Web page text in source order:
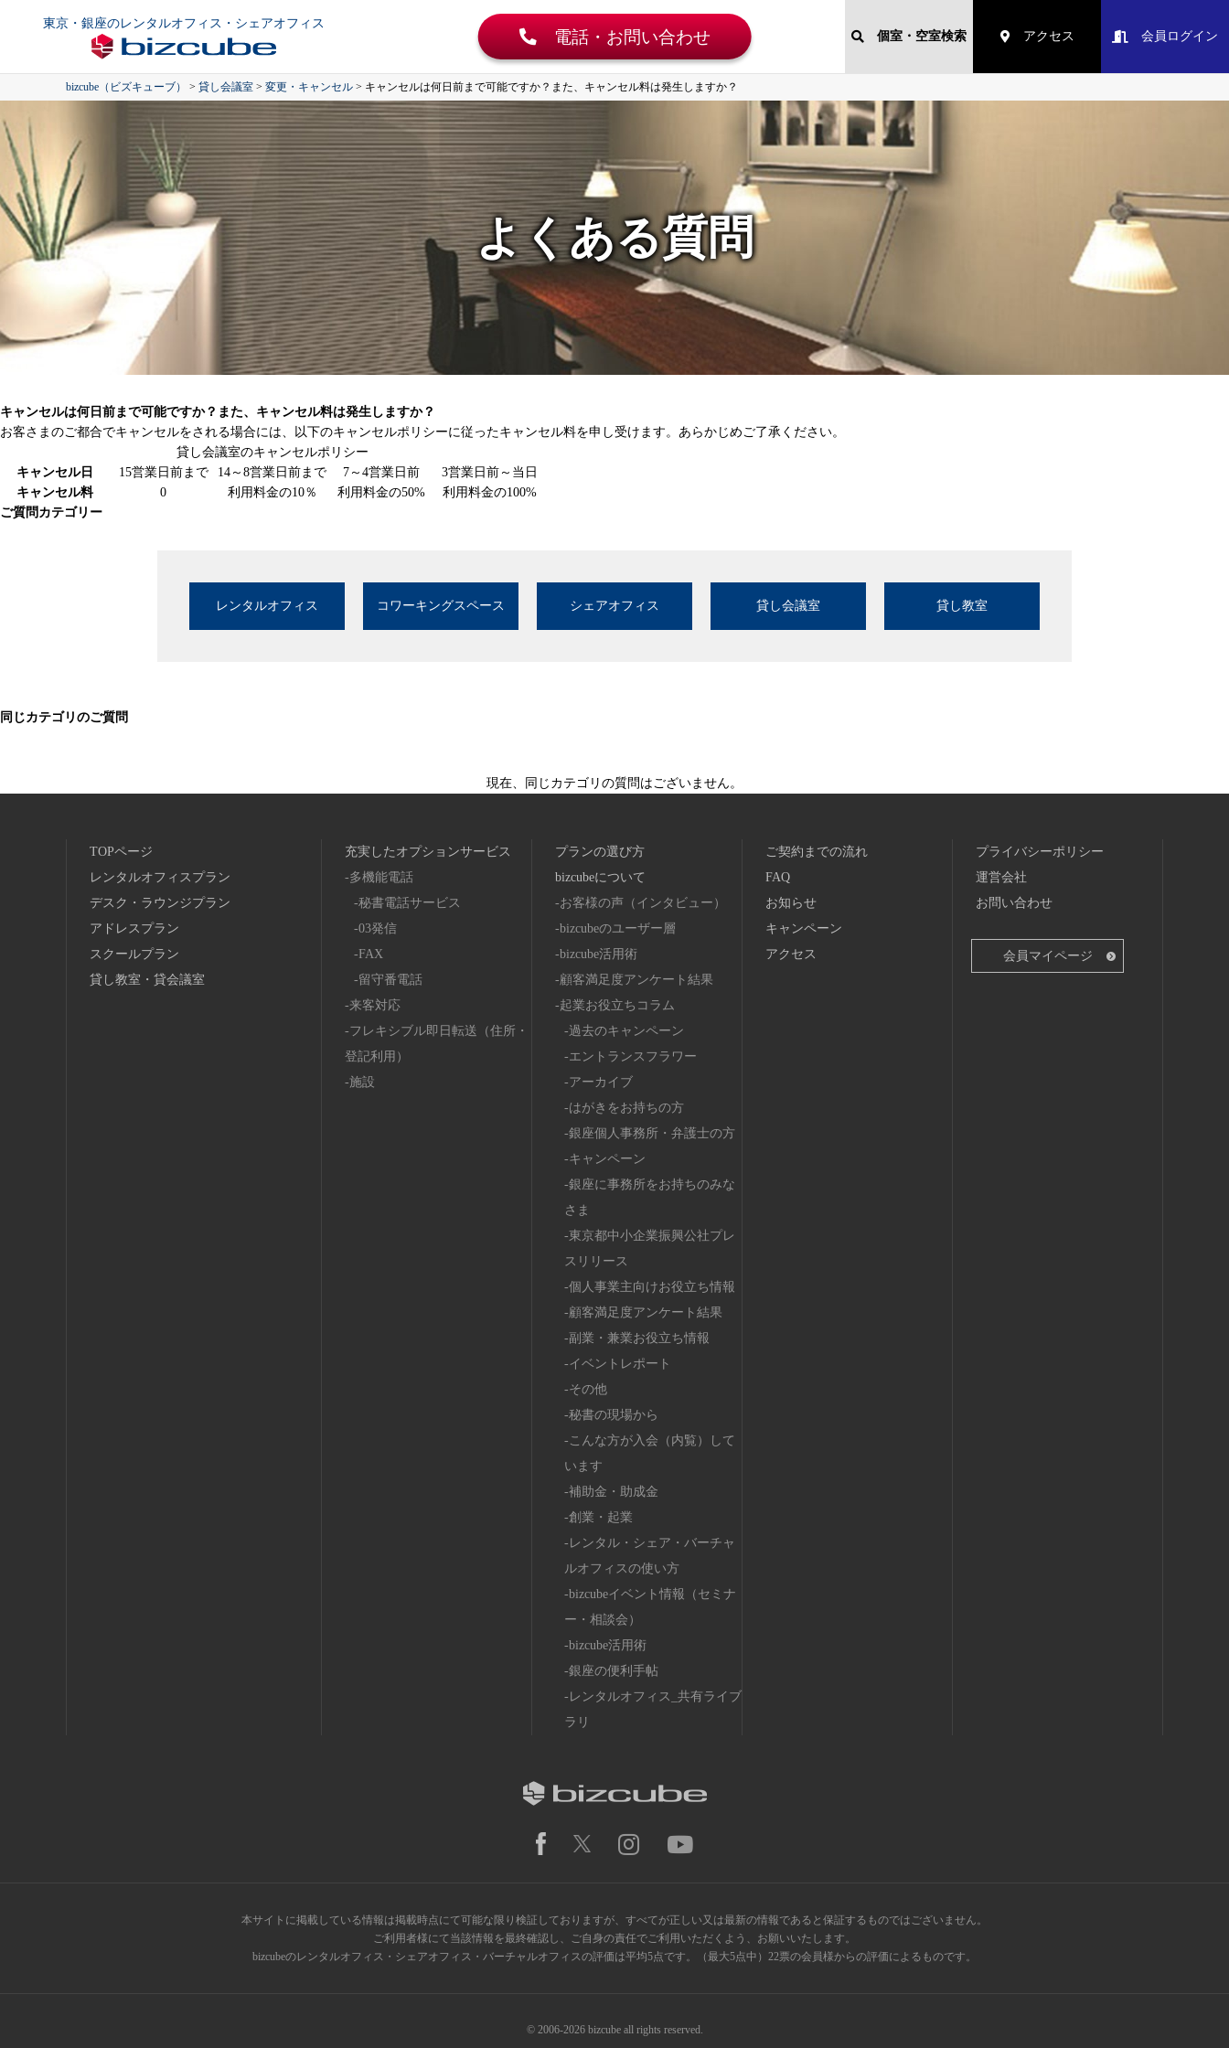
東京・銀座のレンタルオフィス・シェアオフィス
電話・お問い合わせ 個室・空室検索 アクセス 会員ログイン
bizcube（ビズキューブ） > 貸し会議室 > 変更・キャンセル > キャンセルは何日前まで可能ですか？また、キャンセル料は発生しますか？
よくある質問
キャンセルは何日前まで可能ですか？また、キャンセル料は発生しますか？
お客さまのご都合でキャンセルをされる場合には、以下のキャンセルポリシーに従ったキャンセル料を申し受けます。あらかじめご了承ください。
貸し会議室のキャンセルポリシー
キャンセル日
15営業日前まで 14～8営業日前まで 7～4営業日前
3営業日前～当日
キャンセル料
0 利用料金の10％ 利用料金の50%
利用料金の100%
ご質問カテゴリー
レンタルオフィス コワーキングスペース シェアオフィス 貸し会議室 貸し教室
同じカテゴリのご質問
現在、同じカテゴリの質問はございません。
TOPページ
レンタルオフィスプラン
デスク・ラウンジプラン
アドレスプラン
スクールプラン
貸し教室・貸会議室
充実したオプションサービス
多機能電話
秘書電話サービス
03発信
FAX
留守番電話
来客対応
フレキシブル即日転送（住所・
登記利用）
施設
プランの選び方
bizcubeについて
お客様の声（インタビュー）
bizcubeのユーザー層
bizcube活用術
顧客満足度アンケート結果
起業お役立ちコラム
過去のキャンペーン
エントランスフラワー
アーカイブ
はがきをお持ちの方
銀座個人事務所・弁護士の方
キャンペーン
銀座に事務所をお持ちのみな
さま
東京都中小企業振興公社プレ
スリリース
個人事業主向けお役立ち情報
顧客満足度アンケート結果
副業・兼業お役立ち情報
イベントレポート
その他
秘書の現場から
こんな方が入会（内覧）して
います
補助金・助成金
創業・起業
レンタル・シェア・バーチャ
ルオフィスの使い方
bizcubeイベント情報（セミナ
ー・相談会）
bizcube活用術
銀座の便利手帖
レンタルオフィス_共有ライブ
ラリ
ご契約までの流れ
FAQ
お知らせ
キャンペーン
アクセス
プライバシーポリシー
運営会社
お問い合わせ
会員マイページ
本サイトに掲載している情報は掲載時点にて可能な限り検証しておりますが、すべてが正しい又は最新の情報であると保証するものではございません。
ご利用者様にて当該情報を最終確認し、ご自身の責任でご利用いただくよう、お願いいたします。
bizcubeのレンタルオフィス・シェアオフィス・バーチャルオフィスの評価は平均5点です。（最大5点中）22票の会員様からの評価によるものです。
© 2006-2026 bizcube all rights reserved.